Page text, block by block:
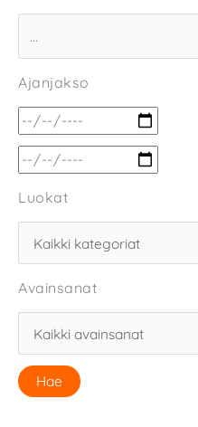
Ajanjakso
Luokat
Avainsanat